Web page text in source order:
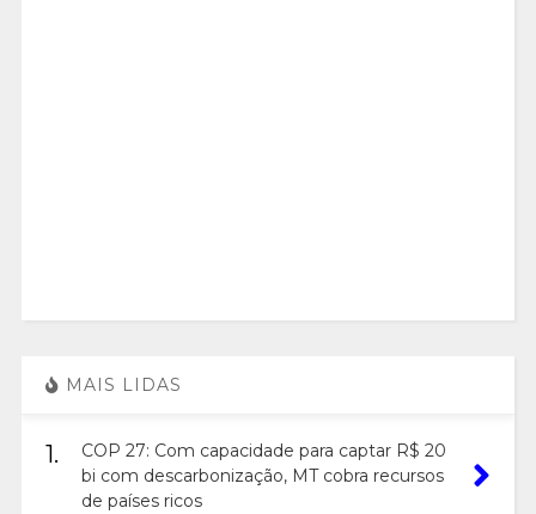
MAIS LIDAS
1.
COP 27: Com capacidade para captar R$ 20
bi com descarbonização, MT cobra recursos
de países ricos